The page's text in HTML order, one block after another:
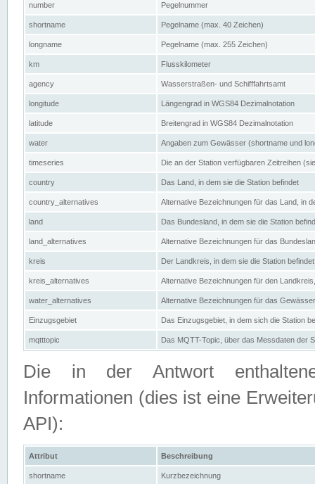
number Pegelnummer
shortname Pegelname (max. 40 Zeichen)
longname Pegelname (max. 255 Zeichen)
km Flusskilometer
agency Wasserstraßen- und Schifffahrtsamt
longitude Längengrad in WGS84 Dezimalnotation
latitude Breitengrad in WGS84 Dezimalnotation
water Angaben zum Gewässer (shortname und
timeseries Die an der Station verfügbaren Zeitreihen
country Das Land, in dem sie die Station befindet
country_alternatives Alternative Bezeichnungen für das Land, in
land Das Bundesland, in dem sie die Station
land_alternatives Alternative Bezeichnungen für das
kreis Der Landkreis, in dem sie die Station befindet
kreis_alternatives Alternative Bezeichnungen für den
water_alternatives Alternative Bezeichnungen für das
Einzugsgebiet Das Einzugsgebiet, in dem sich die Station
mqtttopic Das MQTT-Topic, über das Messdaten der
Die in der Antwort
Informationen (dies ist eine
API):
Attribut Beschreibung
shortname Kurzbezeichnung